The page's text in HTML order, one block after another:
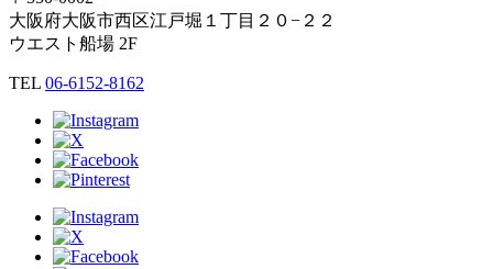
大阪府大阪市西区江戸堀１丁目２０−２２
ウエスト船場 2F
TEL 06-6152-8162